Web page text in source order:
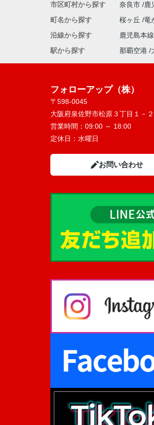
市区町村から探す 奈良市 鹿
町名から探す
桜ヶ丘 竜
沿線から探す
鹿児島本線
駅から探す
那覇空港
フォローアップ（株）
〒598-0045
大阪府泉佐野市松原３丁目１－２
営業時間： 09:00 ～ 18:00
定休日： 水曜日
お問い合わせ